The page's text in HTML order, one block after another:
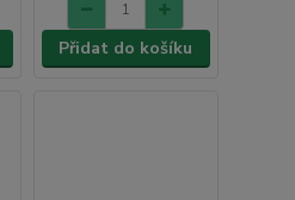
Přidat do košíku